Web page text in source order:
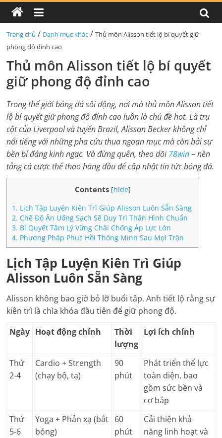
Trang chủ / Danh mục khác /Thủ môn Alisson tiết lộ bí quyết giữ
phong độ đỉnh cao
Thủ môn Alisson tiết lộ bí quyết
giữ phong độ đỉnh cao
Trong thế giới bóng đá sôi động, nơi mà thủ môn Alisson tiết
lộ bí quyết giữ phong độ đỉnh cao luôn là chủ đề hot. Là trụ
cột của Liverpool và tuyển Brazil, Alisson Becker không chỉ
nổi tiếng với những pha cứu thua ngoạn mục mà còn bởi sự
bền bỉ đáng kinh ngạc. Và đừng quên, theo dõi 78win– nền
tảng cá cược thể thao hàng đầu để cập nhật tin tức bóng đá.
Contents [hide]
1. Lịch Tập Luyện Kiên Trì Giúp Alisson Luôn Sẵn Sàng
2. Chế Độ Ăn Uống Sạch Sẽ Duy Trì Thân Hình Chuẩn
3. Bí Quyết Tâm Lý Vững Chãi Chống Áp Lực Lớn
4. Phương Pháp Phục Hồi Thông Minh Sau Mọi Trận
Lịch Tập Luyện Kiên Trì Giúp
Alisson Luôn Sẵn Sàng
Alisson không bao giờ bỏ lỡ buổi tập. Anh tiết lộ rằng sự
kiên trì là chìa khóa đầu tiên để giữ phong độ.
Ngày Hoạt động chính
Thời
lượng
Lợi ích chính
Thứ
2-4
Cardio + Strength
(chạy bộ, tạ)
90
phút
Phát triển thể lực
toàn diện, bao
gồm sức bền và
cơ bắp
Thứ
5-6
Yoga + Phản xạ (bắt
bóng)
60
phút
Cải thiện khả
năng linh hoạt và